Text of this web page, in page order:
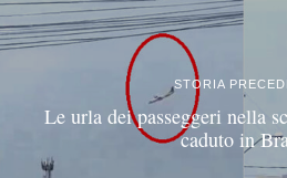
STORIA
Le urla dei passeggeri nella
caduto in